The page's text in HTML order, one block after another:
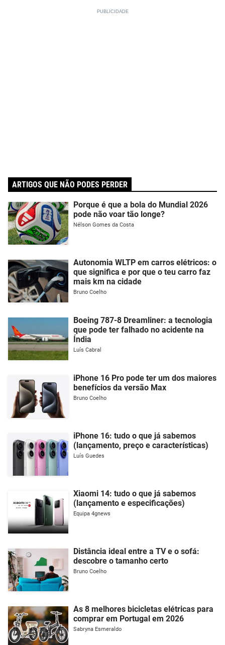
ARTIGOS QUE NÃO PODES PERDER
Porque é que a bola do Mundial 2026
pode não voar tão longe?
Nélson Gomes da Costa
Autonomia WLTP em carros elétricos: o
que significa e por que o teu carro faz
mais km na cidade
Bruno Coelho
Boeing 787-8 Dreamliner: a tecnologia
que pode ter falhado no acidente na
Índia
Luís Cabral
iPhone 16 Pro pode ter um dos maiores
benefícios da versão Max
Bruno Coelho
iPhone 16: tudo o que já sabemos
(lançamento, preço e características)
Luís Guedes
Xiaomi 14: tudo o que já sabemos
(lançamento e especificações)
Equipa 4gnews
Distância ideal entre a TV e o sofá:
descobre o tamanho certo
Bruno Coelho
As 8 melhores bicicletas elétricas para
comprar em Portugal em 2026
Sabryna Esmeraldo